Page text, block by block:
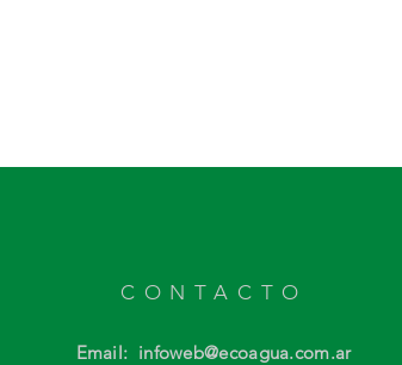
CONTACTO
Email: infoweb@ecoagua.com.ar